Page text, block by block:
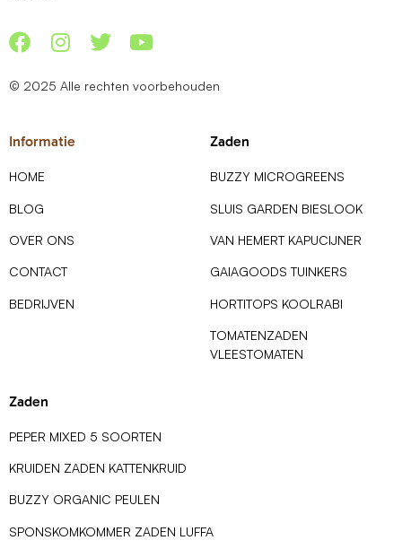
© 2025 Alle rechten voorbehouden
Informatie
HOME
BLOG
OVER ONS
CONTACT
BEDRIJVEN
Zaden
BUZZY MICROGREENS
SLUIS GARDEN BIESLOOK
VAN HEMERT KAPUCIJNER
GAIAGOODS TUINKERS
HORTITOPS KOOLRABI
TOMATENZADEN
VLEESTOMATEN
Zaden
PEPER MIXED 5 SOORTEN
KRUIDEN ZADEN KATTENKRUID
BUZZY ORGANIC PEULEN
SPONSKOMKOMMER ZADEN LUFFA